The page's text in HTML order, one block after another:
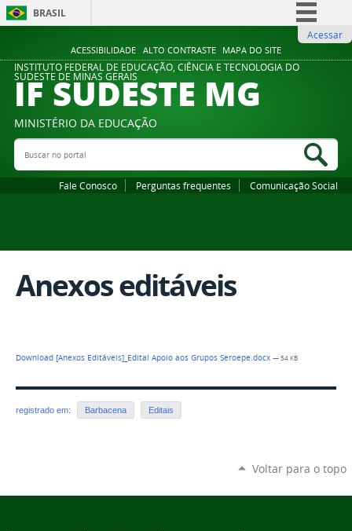
ACESSIBILIDADE ALTO CONTRASTE MAPA DO SITE
BRASIL
Comunica BR
Participe
Legislação
Acessar
INSTITUTO FEDERAL DE EDUCAÇÃO, CIÊNCIA E TECNOLOGIA DO
SUDESTE DE MINAS GERAIS
IF SUDESTE MG
MINISTÉRIO DA EDUCAÇÃO
Buscar no portal
Fale Conosco Perguntas frequentes Comunicação Social
Anexos editáveis
Download [Anexos Editáveis]_Edital Apoio aos Grupos Seroepe.docx — 54 KB
registrado em: Barbacena Editais
Voltar para o topo